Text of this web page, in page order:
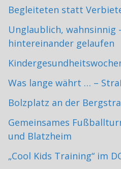
Begleiteten statt
Unglaublich, wahnsinnig
hintereinander gelaufen
Was lange währt … –
Bolzplatz an der
Gemeinsames
und Blatzheim
„Cool Kids Training“ im